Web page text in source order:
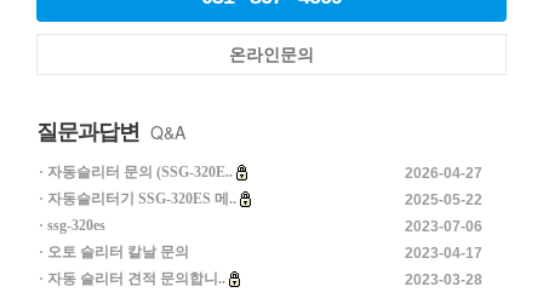
온라인문의
질문과답변 Q&A
자동슬리터 문의 (SSG-320E..
2026-04-27
자동슬리터기 SSG-320ES 메..
2025-05-22
ssg-320es
2023-07-06
오토 슬리터 칼날 문의
2023-04-17
자동 슬리터 견적 문의합니..
2023-03-28